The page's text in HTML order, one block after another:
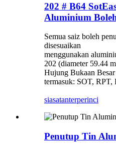
202 # B64
Aluminium
Semua saiz boleh
disesuaikan
menggunakan
202 (diameter 59.44
Hujung Bukaan Besar
termasuk: SOT,
siasatanterperinci
Penutup Tin